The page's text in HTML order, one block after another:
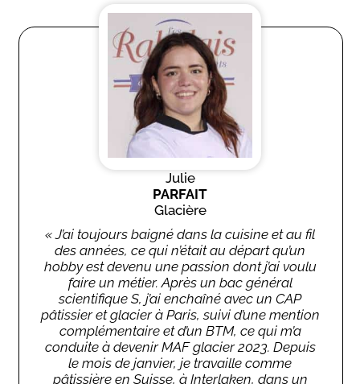
Julie
PARFAIT
Glacière
« J’ai toujours baigné dans la cuisine et au fil
des années, ce qui n’était au départ qu’un
hobby est devenu une passion dont j’ai voulu
faire un métier. Après un bac général
scientifique S, j’ai enchaîné avec un CAP
pâtissier et glacier à Paris, suivi d’une mention
complémentaire et d’un BTM, ce qui m’a
conduite à devenir MAF glacier 2023. Depuis
le mois de janvier, je travaille comme
pâtissière en Suisse, à Interlaken, dans un